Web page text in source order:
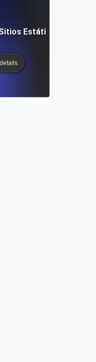
Estáticos (SSG)?